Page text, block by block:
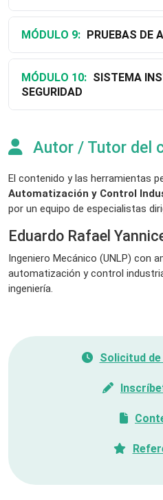
MÓDULO 9: PRUEBAS DE
MÓDULO 10:
SEGURIDAD
Autor / Tutor del
El contenido y las herramientas
Automatización y Control
por un equipo de especialistas
Eduardo Rafael
Ingeniero Mecánico (UNLP) con
automatización y control
ingeniería.
Solicitud